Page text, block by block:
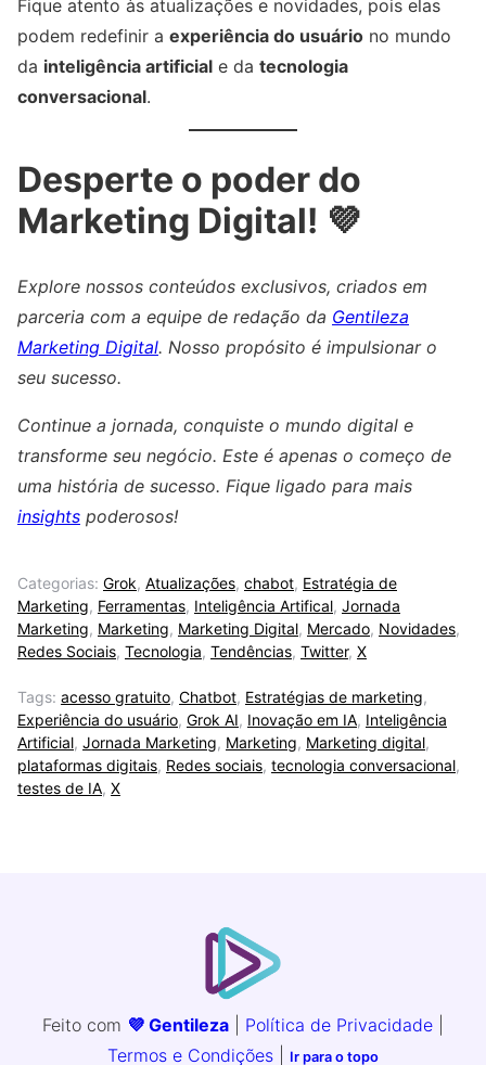
Fique atento às atualizações e novidades, pois elas
podem redefinir a experiência do usuário no mundo
da inteligência artificial e da tecnologia
conversacional.
Desperte o poder do
Marketing Digital! 💜
Explore nossos conteúdos exclusivos, criados em
parceria com a equipe de redação da Gentileza
Marketing Digital. Nosso propósito é impulsionar o
seu sucesso.
Continue a jornada, conquiste o mundo digital e
transforme seu negócio. Este é apenas o começo de
uma história de sucesso. Fique ligado para mais
insights poderosos!
Categorias: Grok, Atualizações, chabot, Estratégia de
Marketing, Ferramentas, Inteligência Artifical, Jornada
Marketing, Marketing, Marketing Digital, Mercado, Novidades,
Redes Sociais, Tecnologia, Tendências, Twitter, X
Tags: acesso gratuito, Chatbot, Estratégias de marketing,
Experiência do usuário, Grok AI, Inovação em IA, Inteligência
Artificial, Jornada Marketing, Marketing, Marketing digital,
plataformas digitais, Redes sociais, tecnologia conversacional,
testes de IA, X
Feito com 💜 Gentileza Política de Privacidade
Termos e Condições
Ir para o topo